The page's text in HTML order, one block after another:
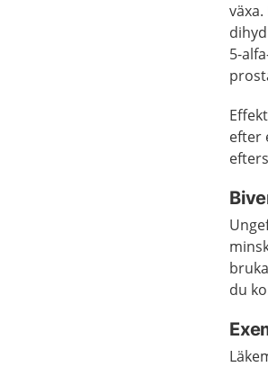
5-
efter
du